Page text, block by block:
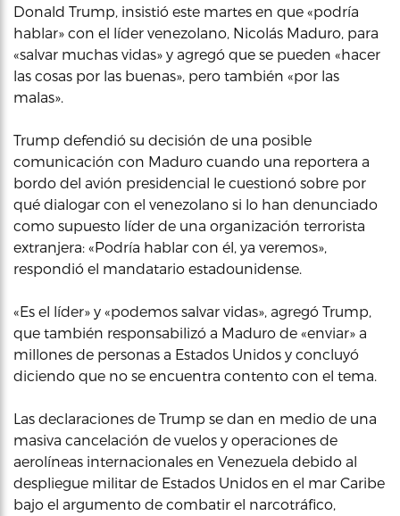
Donald Trump, insistió este martes en que «podría
hablar» con el líder venezolano, Nicolás Maduro, para
«salvar muchas vidas» y agregó que se pueden «hacer
las cosas por las buenas», pero también «por las
malas».
Trump defendió su decisión de una posible
comunicación con Maduro cuando una reportera a
bordo del avión presidencial le cuestionó sobre por
qué dialogar con el venezolano si lo han denunciado
como supuesto líder de una organización terrorista
extranjera: «Podría hablar con él, ya veremos»,
respondió el mandatario estadounidense.
«Es el líder» y «podemos salvar vidas», agregó Trump,
que también responsabilizó a Maduro de «enviar» a
millones de personas a Estados Unidos y concluyó
diciendo que no se encuentra contento con el tema.
Las declaraciones de Trump se dan en medio de una
masiva cancelación de vuelos y operaciones de
aerolíneas internacionales en Venezuela debido al
despliegue militar de Estados Unidos en el mar Caribe
bajo el argumento de combatir el narcotráfico,